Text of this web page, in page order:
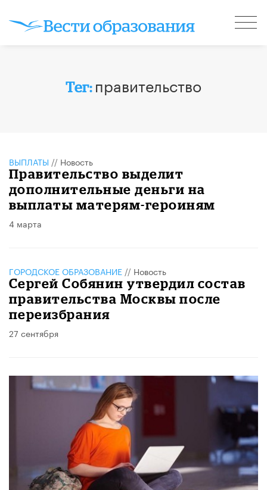
Тег: правительство
ВЫПЛАТЫ // Новость
Правительство выделит
дополнительные деньги на
выплаты матерям-героиням
4 марта
ГОРОДСКОЕ ОБРАЗОВАНИЕ // Новость
Сергей Собянин утвердил состав
правительства Москвы после
переизбрания
27 сентября